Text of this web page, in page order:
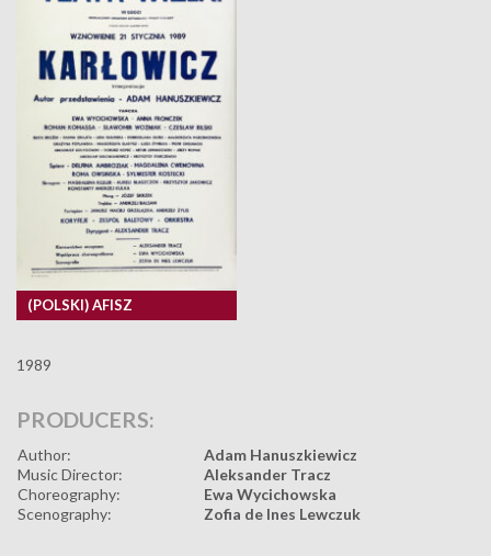
(POLSKI) AFISZ
1989
PRODUCERS:
Author:
Adam Hanuszkiewicz
Music Director:
Aleksander Tracz
Choreography:
Ewa Wycichowska
Scenography:
Zofia de Ines Lewczuk